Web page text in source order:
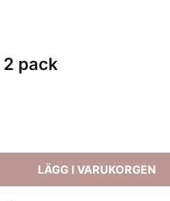
pack
LÄGG I VARUKORGEN